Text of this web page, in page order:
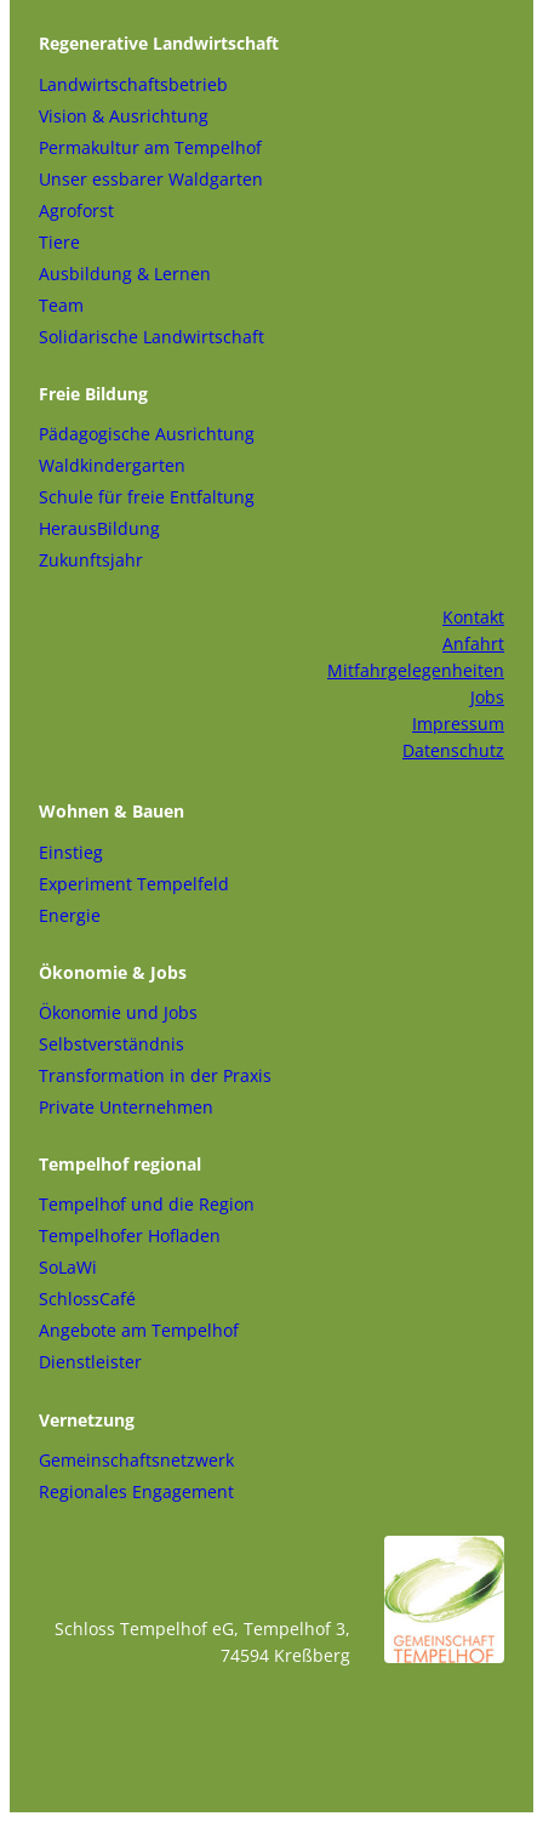
Regenerative Landwirtschaft
Landwirtschaftsbetrieb
Vision & Ausrichtung
Permakultur am Tempelhof
Unser essbarer Waldgarten
Agroforst
Tiere
Ausbildung & Lernen
Team
Solidarische Landwirtschaft
Freie Bildung
Pädagogische Ausrichtung
Waldkindergarten
Schule für freie Entfaltung
HerausBildung
Zukunftsjahr
Kontakt
Anfahrt
Mitfahrgelegenheiten
Jobs
Impressum
Datenschutz
Wohnen & Bauen
Einstieg
Experiment Tempelfeld
Energie
Ökonomie & Jobs
Ökonomie und Jobs
Selbstverständnis
Transformation in der Praxis
Private Unternehmen
Tempelhof regional
Tempelhof und die Region
Tempelhofer Hofladen
SoLaWi
SchlossCafé
Angebote am Tempelhof
Dienstleister
Vernetzung
Gemeinschaftsnetzwerk
Regionales Engagement
Schloss Tempelhof eG, Tempelhof 3,
74594 Kreßberg